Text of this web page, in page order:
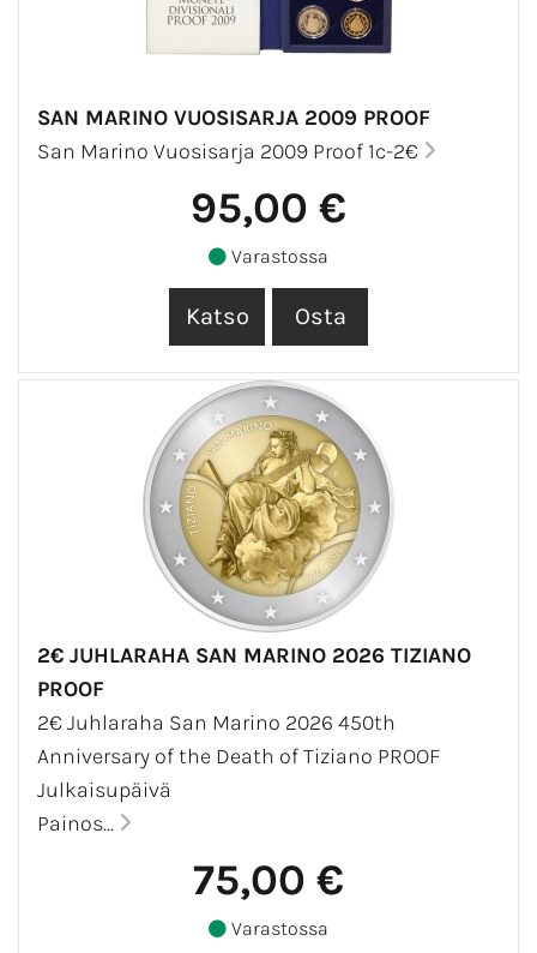
SAN MARINO VUOSISARJA 2009 PROOF
San Marino Vuosisarja 2009 Proof 1c-2€
95,00 €
Varastossa
2€ JUHLARAHA SAN MARINO 2026 TIZIANO
PROOF
2€ Juhlaraha San Marino 2026 450th
Anniversary of the Death of Tiziano PROOF
Julkaisupäivä
Painos...
75,00 €
Varastossa